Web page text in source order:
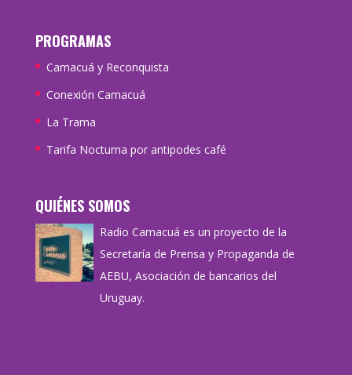
PROGRAMAS
Camacuá y Reconquista
Conexión Camacuá
La Trama
Tarifa Nocturna por antipodes café
QUIÉNES SOMOS
Radio Camacuá es un proyecto de la
Secretaría de Prensa y Propaganda de
AEBU, Asociación de bancarios del
Uruguay.